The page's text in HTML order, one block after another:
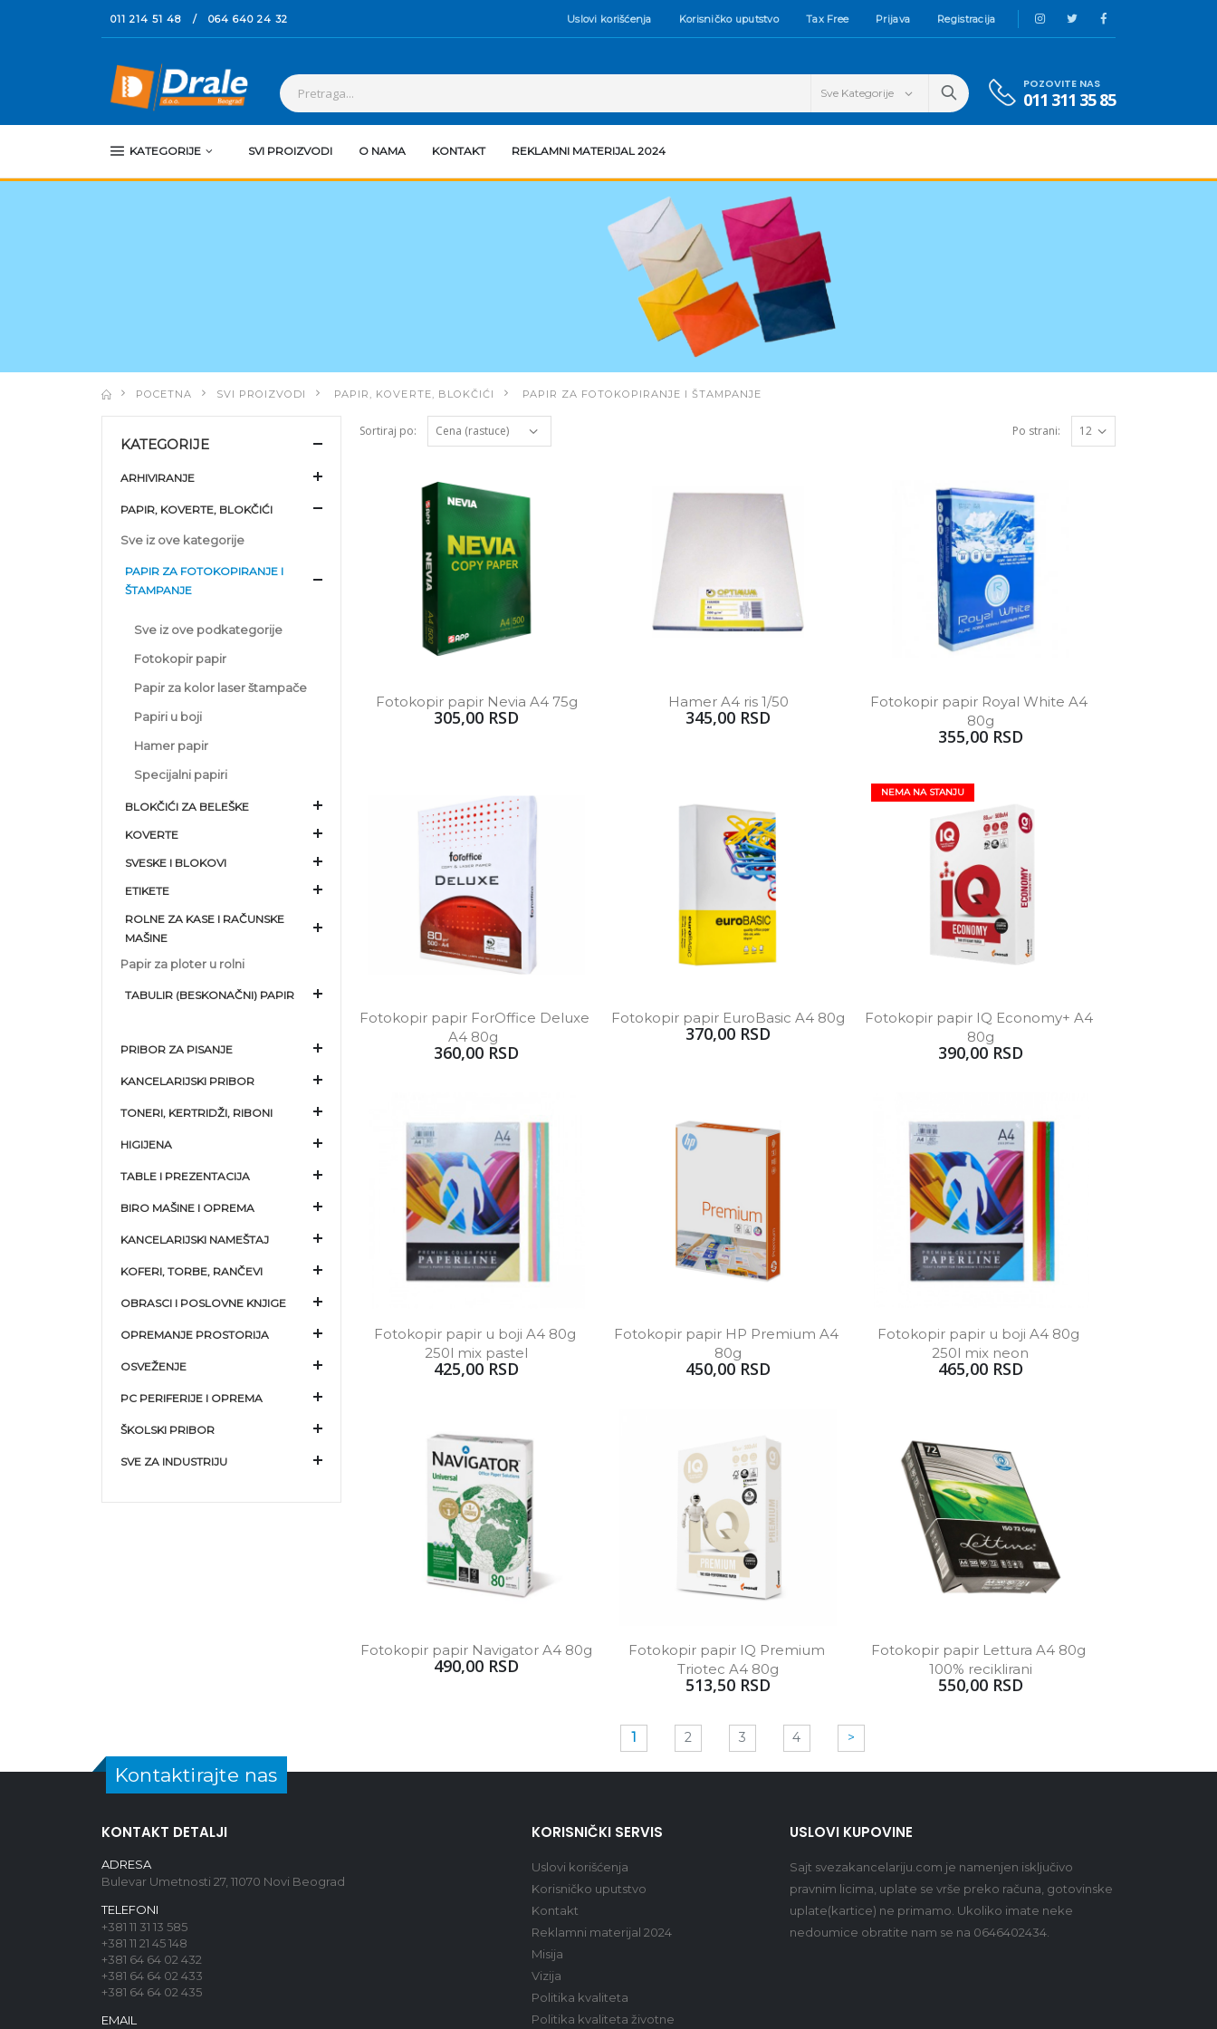
011 214 51 48 / 064 640 24 32 Uslovi korišćenja Korisničko uputstvo Tax Free Prijava Registracija
POZOVITE NAS
011 311 35 85
KATEGORIJE SVI PROIZVODI O NAMA KONTAKT REKLAMNI MATERIJAL 2024
POCETNA SVI PROIZVODI PAPIR, KOVERTE, BLOKČIĆI PAPIR ZA FOTOKOPIRANJE I ŠTAMPANJE
KATEGORIJE
ARHIVIRANJE
PAPIR, KOVERTE, BLOKČIĆI
Sve iz ove kategorije
PAPIR ZA FOTOKOPIRANJE I
ŠTAMPANJE
Sve iz ove podkategorije
Fotokopir papir
Papir za kolor laser štampače
Papiri u boji
Hamer papir
Specijalni papiri
BLOKČIĆI ZA BELEŠKE
KOVERTE
SVESKE I BLOKOVI
ETIKETE
ROLNE ZA KASE I RAČUNSKE
MAŠINE
Papir za ploter u rolni
TABULIR (BESKONAČNI) PAPIR
PRIBOR ZA PISANJE
KANCELARIJSKI PRIBOR
TONERI, KERTRIDŽI, RIBONI
HIGIJENA
TABLE I PREZENTACIJA
BIRO MAŠINE I OPREMA
KANCELARIJSKI NAMEŠTAJ
KOFERI, TORBE, RANČEVI
OBRASCI I POSLOVNE KNJIGE
OPREMANJE PROSTORIJA
OSVEŽENJE
PC PERIFERIJE I OPREMA
ŠKOLSKI PRIBOR
SVE ZA INDUSTRIJU
Sortiraj po: Po strani:
Fotokopir papir Nevia A4 75g
305,00 RSD
Hamer A4 ris 1/50
345,00 RSD
Fotokopir papir Royal White A4
80g
355,00 RSD
Fotokopir papir ForOffice Deluxe
A4 80g
360,00 RSD
Fotokopir papir EuroBasic A4 80g
370,00 RSD
NEMA NA STANJU
Fotokopir papir IQ Economy+ A4
80g
390,00 RSD
Fotokopir papir u boji A4 80g
250l mix pastel
425,00 RSD
Fotokopir papir HP Premium A4
80g
450,00 RSD
Fotokopir papir u boji A4 80g
250l mix neon
465,00 RSD
Fotokopir papir Navigator A4 80g
490,00 RSD
Fotokopir papir IQ Premium
Triotec A4 80g
513,50 RSD
Fotokopir papir Lettura A4 80g
100% reciklirani
550,00 RSD
1 2 3 4 >
Kontaktirajte nas
KONTAKT DETALJI
ADRESA
Bulevar Umetnosti 27, 11070 Novi Beograd
TELEFONI
+381 11 31 13 585
+381 11 21 45 148
+381 64 64 02 432
+381 64 64 02 433
+381 64 64 02 435
EMAIL
KORISNIČKI SERVIS
Uslovi korišćenja
Korisničko uputstvo
Kontakt
Reklamni materijal 2024
Misija
Vizija
Politika kvaliteta
Politika kvaliteta životne
USLOVI KUPOVINE
Sajt svezakancelariju.com je namenjen isključivo
pravnim licima, uplate se vrše preko računa, gotovinske
uplate(kartice) ne primamo. Ukoliko imate neke
nedoumice obratite nam se na 0646402434.